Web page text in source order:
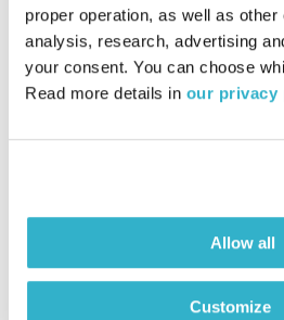
proper operation, as well as
analysis, research, advertising
your consent. You can choose
Read more details in our privacy
Allow all
Customize
חוץ מאחד. ומוסיקה? פלא מתנשק עם